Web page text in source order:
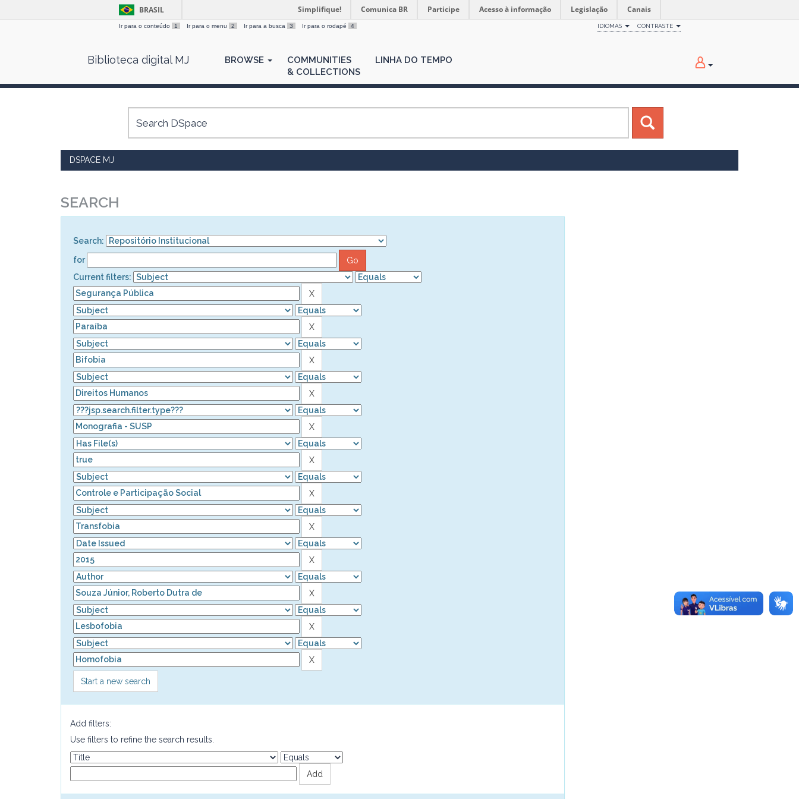
BRASIL Simplifique! Comunica BR Participe Acesso à informação Legislação Canais
Ir para o conteúdo 1 Ir para o menu 2 Ir para a busca 3 Ir para o rodapé 4 IDIOMAS CONTRASTE
Biblioteca digital MJ BROWSE
COMMUNITIES
& COLLECTIONS
LINHA DO TEMPO
DSPACE MJ
SEARCH
Search:
for
Current filters:
Start a new search
Add filters:
Use filters to refine the search results.